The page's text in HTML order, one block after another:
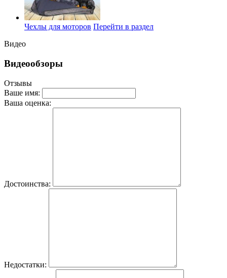
Чехлы для моторов Перейти в раздел
Видео
Видеообзоры
Отзывы
Ваше имя:
Ваша оценка:
Достоинства:
Недостатки: